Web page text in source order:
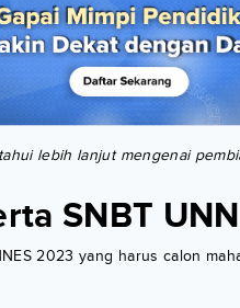
lebih lanjut mengenai
SNBT
2023 yang harus calon